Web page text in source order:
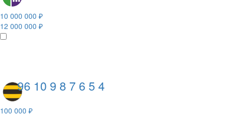
10 000 000 ₽
12 000 000 ₽
96 10 9 8 7 6 5 4
100 000 ₽